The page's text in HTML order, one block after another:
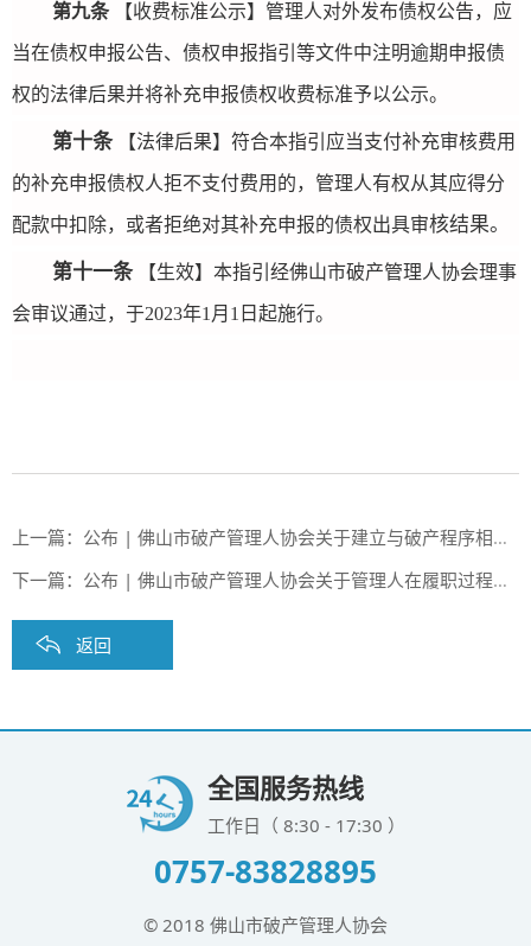
第九条【收费标准公示】管理人对外发布债权公告，应
当在债权申报公告、债权申报指引等文件中注明逾期申报债
权的法律后果并将补充申报债权收费标准予以公示。
第十条【法律后果】符合本指引应当支付补充审核费用
的补充申报债权人拒不支付费用的，管理人有权从其应得分
配款中扣除，或者拒绝对其补充申报的债权出具审核结果。
第十一条 【生效】本指引经佛山市破产管理人协会理事
会审议通过，于2023年1月1日起施行。
上一篇： 公布 | 佛山市破产管理人协会关于建立与破产程序相衔接的金融服务工作机制的指导意见
下一篇： 公布 | 佛山市破产管理人协会关于管理人在履职过程中申请解除对债务人财产保全措施的工作建议
返回
全国服务热线
工作日（ 8:30 - 17:30 ）
0757-83828895
© 2018 佛山市破产管理人协会